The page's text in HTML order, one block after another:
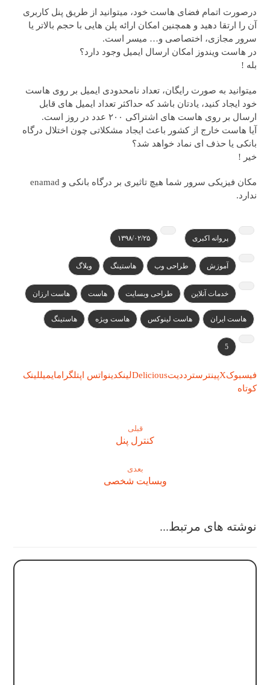
درصورت اتمام فضای هاست خود، میتوانید از طریق پنل کاربری
آن را ارتقا دهید و همچنین امکان ارائه پلن هایی با حجم بالاتر یا
سرور مجازی، اختصاصی و… میسر است.
در هاست ویندوز امکان ارسال ایمیل وجود دارد؟
‫‫بله !
میتوانید به صورت رایگان، تعداد نامحدودی ایمیل بر روی هاست
خود ایجاد کنید، یادتان باشد که حداکثر تعداد ایمیل های قابل
ارسال بر روی هاست های اشتراکی ۲۰۰ عدد در روز است.
آیا هاست خارج از کشور باعث ایجاد مشکلاتی چون اختلال درگاه
بانکی یا حذف ای نماد خواهد شد؟
خیر !
ندارد.
پروانه اکبری ۱۳۹۸/۰۲/۲۵
آموزش طراحی وب هاستینگ وبلاگ
خدمات آنلاین طراحی وبسایت هاست هاست ارزان
هاست ایران هاست لینوکس هاست ویژه هاستینگ
5
فیسبوکXپینترسترددیتDeliciousلینکدینواتس اپتلگرامایمیللینک
کوتاه
قبلی
کنترل پنل
بعدی
وبسایت شخصی
نوشته های مرتبط...